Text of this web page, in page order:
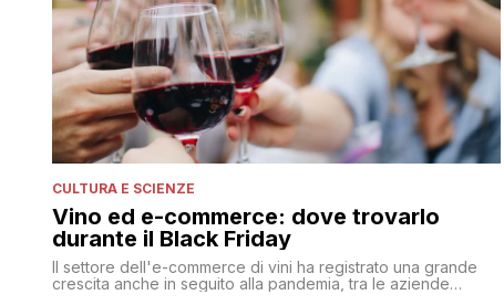
CULTURA E SCIENZE
Vino ed e-commerce: dove trovarlo
durante il Black Friday
Il settore dell'e-commerce di vini ha registrato una grande
crescita anche in seguito alla pandemia, tra le aziende